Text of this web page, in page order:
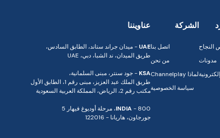
مدونات
الشركة
اتصل بنا
من نحن
لماذا Channelplay
سياسة الخصوصية
عناويننا
UAE - ميدان جراند ستاند، الطابق السادس،
طريق الميدان، ند الشبا، دبي، UAE
KSA - جود سنتر، مبنى السلمانية،
طريق الملك عبد العزيز، مبنى رقم 1، الطابق الأول
مكتب رقم 2، الرياض، المملكة العربية السعودية
INDIA - 800، مرحلة أوديوغ فيهار 5
جورجاون، هاريانا - 122016